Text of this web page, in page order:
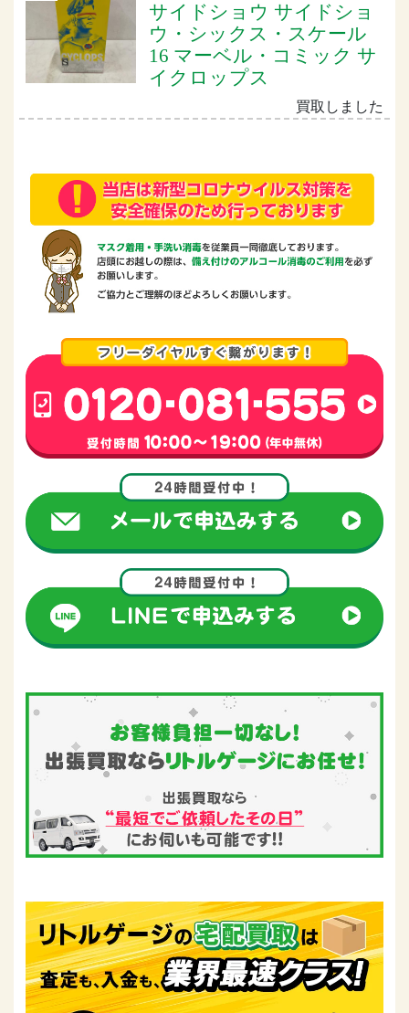
サイドショウ サイドショ
ウ・シックス・スケール
16 マーベル・コミック サ
イクロップス
買取しました